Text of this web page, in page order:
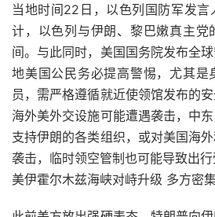
当地时间22日，以色列国防军发
计，以色列与伊朗、黎巴嫩真主党
间。与此同时，美国国务院发布全
地美国公民务必提高警惕，尤其是
员，需严格遵循就近使领馆发布的安
海外美外交设施可能遭遇袭击，中东
支持伊朗的各类组织，或对美国海
袭击，临时领空管制也可能导致出行
美伊霍尔木兹海峡对峙升级 多方密